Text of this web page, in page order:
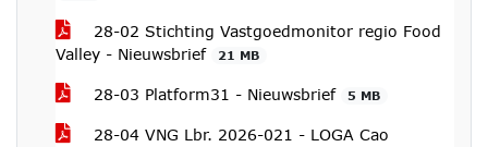
28-02 Stichting Vastgoedmonitor regio Food
Valley - Nieuwsbrief
21 MB
28-03 Platform31 - Nieuwsbrief 5 MB
28-04 VNG Lbr. 2026-021 - LOGA Cao